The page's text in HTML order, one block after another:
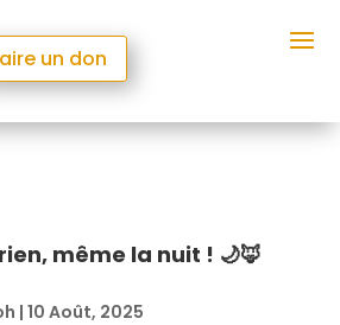
un don
même la nuit ! 🌙🦊
|10 Août, 2025